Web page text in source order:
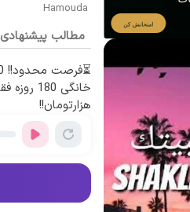
Hamouda
مطالب پیشنهادی
هزارتومان!!